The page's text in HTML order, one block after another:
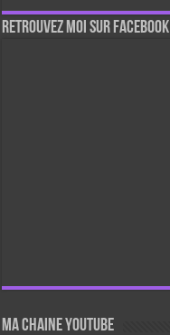
Retrouvez moi sur Facebook
Ma chaine Youtube